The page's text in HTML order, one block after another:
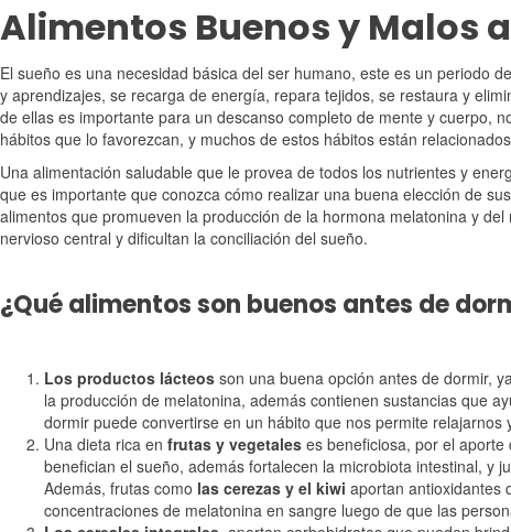
Alimentos Buenos y Malos
El sueño es una necesidad básica del ser humano, este es un periodo
y aprendizajes, se recarga de energía, repara tejidos, se restaura y
de ellas es importante para un descanso completo de mente y cuerpo,
hábitos que lo favorezcan, y muchos de estos hábitos están
Una alimentación saludable que le provea de todos los nutrientes y
que es importante que conozca cómo realizar una buena elección de
alimentos que promueven la producción de la hormona melatonina y
nervioso central y dificultan la conciliación del sueño.
¿Qué alimentos son buenos antes de
Los productos lácteos son una buena opción antes de dormir,
la producción de melatonina, además contienen sustancias que
dormir puede convertirse en un hábito que nos permite relajarnos
Una dieta rica en frutas y vegetales es beneficiosa, por el
benefician el sueño, además fortalecen la microbiota intestinal, y
Además, frutas como las cerezas y el kiwi aportan antioxidantes
concentraciones de melatonina en sangre luego de que las